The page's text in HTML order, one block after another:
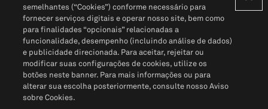
Não Venda Minhas Informações Pessoais© 2026 S&P Global
semelhantes (“Cookies”) conforme necessário para
fornecer serviços digitais e operar nosso site, bem como
para finalidades “opcionais” relacionadas a
funcionalidade, desempenho (incluindo análise de dados)
e publicidade direcionada. Para aceitar, rejeitar ou
modificar suas configurações de cookies, utilize os
botões neste banner. Para mais informações ou para
alterar sua escolha posteriormente, consulte nosso Aviso
sobre Cookies.